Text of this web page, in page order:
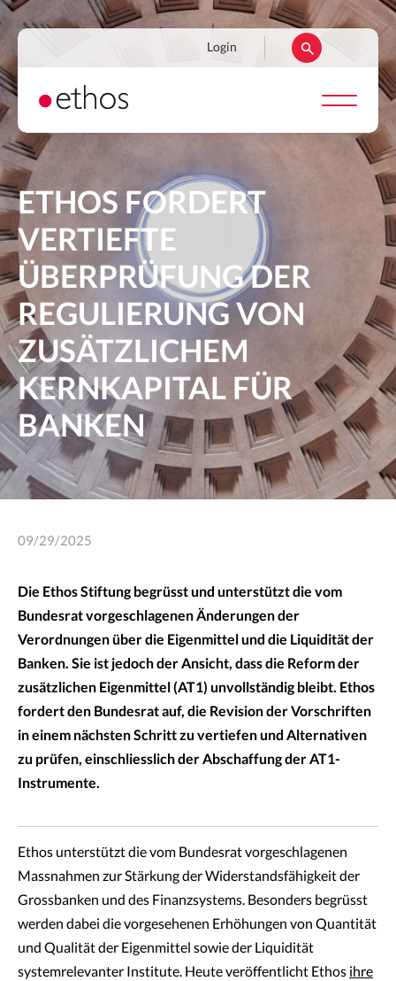
Direkt
zum
Inhalt
Navigation
secondaire
Login
ETHOS FORDERT
VERTIEFTE
ÜBERPRÜFUNG DER
REGULIERUNG VON
ZUSÄTZLICHEM
KERNKAPITAL FÜR
BANKEN
09/29/2025
Die Ethos Stiftung begrüsst und unterstützt die vom
Bundesrat vorgeschlagenen Änderungen der
Verordnungen über die Eigenmittel und die Liquidität der
Banken. Sie ist jedoch der Ansicht, dass die Reform der
zusätzlichen Eigenmittel (AT1) unvollständig bleibt. Ethos
fordert den Bundesrat auf, die Revision der Vorschriften
in einem nächsten Schritt zu vertiefen und Alternativen
zu prüfen, einschliesslich der Abschaffung der AT1-
Instrumente.
Ethos unterstützt die vom Bundesrat vorgeschlagenen
Massnahmen zur Stärkung der Widerstandsfähigkeit der
Grossbanken und des Finanzsystems. Besonders begrüsst
werden dabei die vorgesehenen Erhöhungen von Quantität
und Qualität der Eigenmittel sowie der Liquidität
systemrelevanter Institute. Heute veröffentlicht Ethos ihre